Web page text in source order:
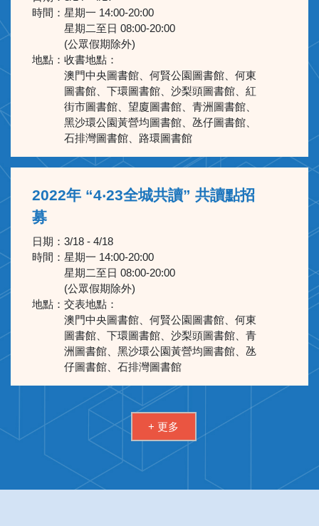
時間： 星期一 14:00-20:00
星期二至日 08:00-20:00
(公眾假期除外)
地點： 收書地點：
澳門中央圖書館、何賢公園圖書館、何東
圖書館、下環圖書館、沙梨頭圖書館、紅
街市圖書館、望廈圖書館、青洲圖書館、
黑沙環公園黃營均圖書館、氹仔圖書館、
石排灣圖書館、路環圖書館
2022年 “4‧23全城共讀” 共讀點招
募
日期： 3/18 - 4/18
時間： 星期一 14:00-20:00
星期二至日 08:00-20:00
(公眾假期除外)
地點： 交表地點：
澳門中央圖書館、何賢公園圖書館、何東
圖書館、下環圖書館、沙梨頭圖書館、青
洲圖書館、黑沙環公園黃營均圖書館、氹
仔圖書館、石排灣圖書館
+ 更多